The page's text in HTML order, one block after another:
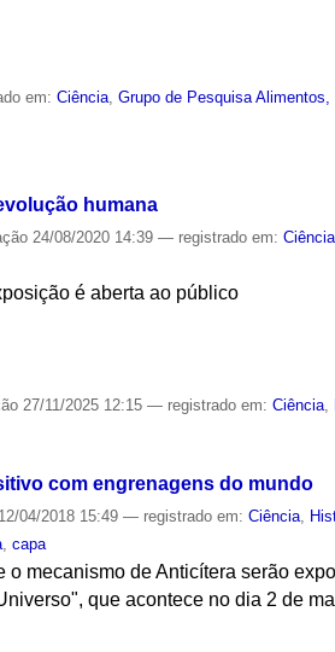
em:Ciência,Grupo de Pesquisa
humana
24/08/2020 14:39— registrado em:Ciência
é aberta ao público
27/11/2025 12:15— registrado em:Ciência
com engrenagens do mundo
12/04/2018 15:49— registrado em:Ciência,
,capa
mecanismo de Anticítera serão
que acontece no dia 2 de